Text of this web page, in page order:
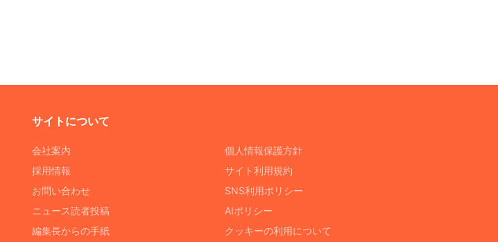
サイトについて
会社案内
採用情報
お問い合わせ
ニュース読者投稿
編集長からの手紙
個人情報保護方針
サイト利用規約
SNS利用ポリシー
AIポリシー
クッキーの利用について